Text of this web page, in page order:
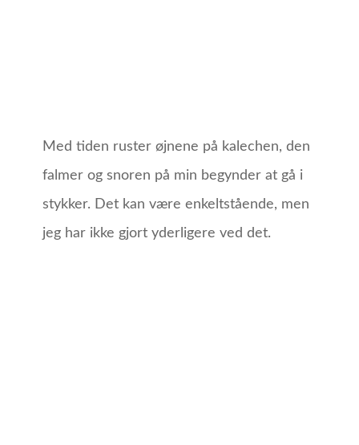
Med tiden ruster øjnene på kalechen, den
falmer og snoren på min begynder at gå i
stykker. Det kan være enkeltstående, men
jeg har ikke gjort yderligere ved det.